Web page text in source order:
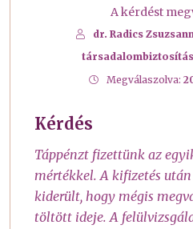
A kérdést
dr. Radics
Megválaszolva:
Kérdés
Táppénzt fizettünk az
mértékkel. A kifizetés
kiderült, hogy mégis
töltött ideje. A